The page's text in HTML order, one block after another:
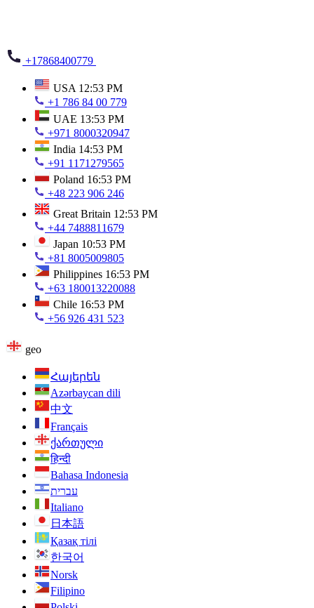
+17868400779
USA 12:53 PM
+1 786 84 00 779
UAE 13:53 PM
+971 8000320947
India 14:53 PM
+91 1171279565
Poland 16:53 PM
+48 223 906 246
Great Britain 12:53 PM
+44 7488811679
Japan 10:53 PM
+81 8005009805
Philippines 16:53 PM
+63 180013220088
Chile 16:53 PM
+56 926 431 523
geo
Հայերեն
Azərbaycan dili
中文
Français
ქართული
हिन्दी
Bahasa Indonesia
עברית
Italiano
日本語
Қазақ тілі
한국어
Norsk
Filipino